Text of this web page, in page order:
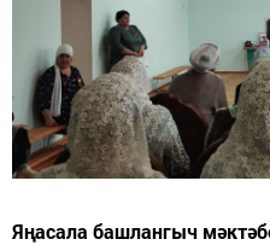
Яңасала башлангыч